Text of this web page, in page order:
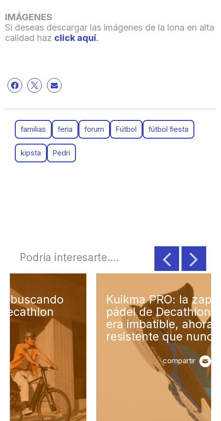
IMÁGENES
Si deseas descargar las imágenes de la lona en alta
calidad haz click aquí.
familias feria forum Fútbol fútbol fiesta
kipsta Pedri
Podría interesarte....
Kuikma PRO: la zapatilla de
pádel de Decathlon que ya
era imbatible, ahora más
resistente que nunca